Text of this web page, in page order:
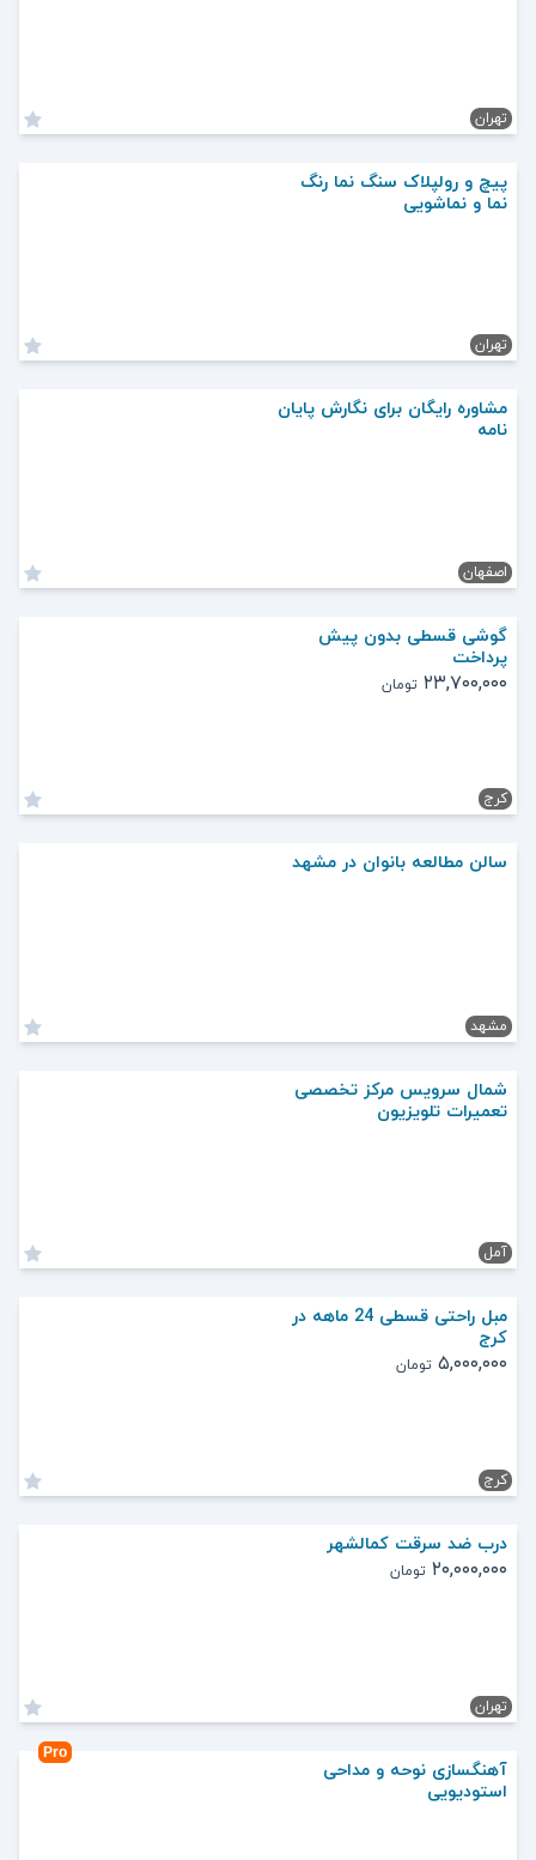
تهران
پیچ و رولپلاک سنگ نما رنگ
نما و نماشویی
تهران
مشاوره رایگان برای نگارش پایان
نامه
اصفهان
گوشی قسطی بدون پیش
پرداخت
۲۳,۷۰۰,۰۰۰ تومان
کرج
سالن مطالعه بانوان در مشهد
مشهد
شمال سرویس مرکز تخصصی
تعمیرات تلویزیون
آمل
مبل راحتی قسطی 24 ماهه در
کرج
۵,۰۰۰,۰۰۰ تومان
کرج
درب ضد سرقت كمالشهر
۲۰,۰۰۰,۰۰۰ تومان
تهران
Pro
آهنگسازی نوحه و مداحی
استودیویی